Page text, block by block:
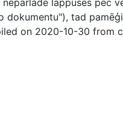
lappuses pēc
dokumentu"), tad
on 2020-10-30 from